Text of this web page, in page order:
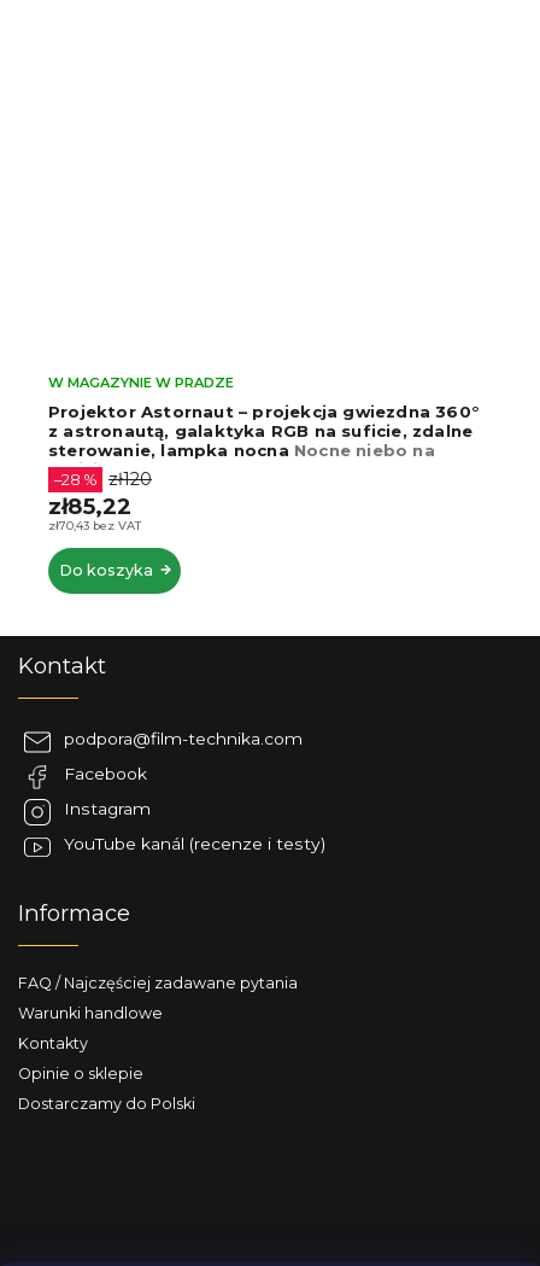
Projektor Astornaut – projekcja gwiezdna 360°
z astronautą, galaktyka RGB na suficie, zdalne
sterowanie, lampka nocna Nocne niebo na
suficie
W MAGAZYNIE W PRADZE
zł70,43 bez VAT
–28 % zł120
zł85,22
Do koszyka
Kontakt
podpora@film-technika.com
Facebook
Instagram
YouTube kanál (recenze i testy)
Informace
FAQ / Najczęściej zadawane pytania
Warunki handlowe
Kontakty
Opinie o sklepie
Dostarczamy do Polski